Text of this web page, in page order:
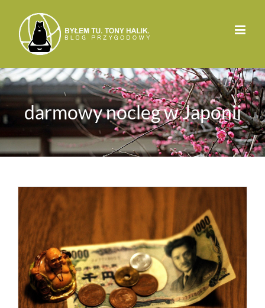
zawartości
darmowy nocleg w Japonii